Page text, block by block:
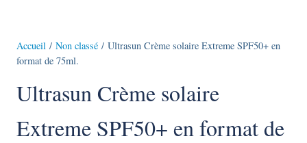
Accueil / Non classé / Ultrasun Crème solaire Extreme SPF50+ en
format de 75ml.
Ultrasun Crème solaire
Extreme SPF50+ en format de